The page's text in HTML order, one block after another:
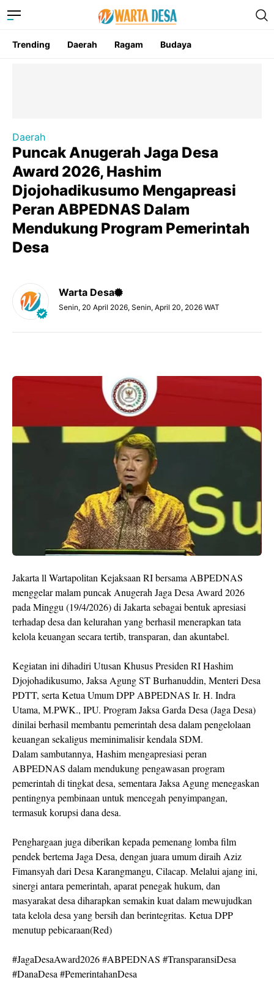
Trending Daerah Ragam Budaya
Daerah
Puncak Anugerah Jaga Desa
Award 2026, Hashim
Djojohadikusumo Mengapreasi
Peran ABPEDNAS Dalam
Mendukung Program Pemerintah
Desa
Warta Desa
Senin, 20 April 2026, Senin, April 20, 2026 WAT
Jakarta ll Wartapolitan Kejaksaan RI bersama ABPEDNAS
menggelar malam puncak Anugerah Jaga Desa Award 2026
pada Minggu (19/4/2026) di Jakarta sebagai bentuk apresiasi
terhadap desa dan kelurahan yang berhasil menerapkan tata
kelola keuangan secara tertib, transparan, dan akuntabel.
Kegiatan ini dihadiri Utusan Khusus Presiden RI Hashim
Djojohadikusumo, Jaksa Agung ST Burhanuddin, Menteri Desa
PDTT, serta Ketua Umum DPP ABPEDNAS Ir. H. Indra
Utama, M.PWK., IPU. Program Jaksa Garda Desa (Jaga Desa)
dinilai berhasil membantu pemerintah desa dalam pengelolaan
keuangan sekaligus meminimalisir kendala SDM.
Dalam sambutannya, Hashim mengapresiasi peran
ABPEDNAS dalam mendukung pengawasan program
pemerintah di tingkat desa, sementara Jaksa Agung menegaskan
pentingnya pembinaan untuk mencegah penyimpangan,
termasuk korupsi dana desa.
Penghargaan juga diberikan kepada pemenang lomba film
pendek bertema Jaga Desa, dengan juara umum diraih Aziz
Fimansyah dari Desa Karangmangu, Cilacap. Melalui ajang ini,
sinergi antara pemerintah, aparat penegak hukum, dan
masyarakat desa diharapkan semakin kuat dalam mewujudkan
tata kelola desa yang bersih dan berintegritas. Ketua DPP
menutup pebicaraan(Red)
#JagaDesaAward2026 #ABPEDNAS #TransparansiDesa
#DanaDesa #PemerintahanDesa